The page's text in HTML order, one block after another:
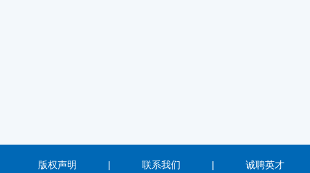
版权声明 | 联系我们 | 诚聘英才